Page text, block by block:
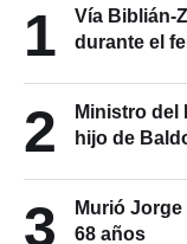
1
Vía Biblián-
durante el
2
Ministro del
hijo de
3
Murió
68 años